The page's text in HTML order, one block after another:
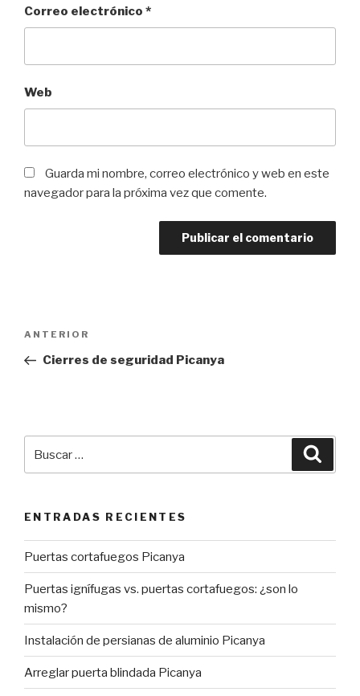
Correo electrónico *
Web
Guarda mi nombre, correo electrónico y web en este
navegador para la próxima vez que comente.
entradas
Entrada
anterior:
ANTERIOR
Cierres de seguridad Picanya
ENTRADAS RECIENTES
Puertas cortafuegos Picanya
Puertas ignífugas vs. puertas cortafuegos: ¿son lo
mismo?
Instalación de persianas de aluminio Picanya
Arreglar puerta blindada Picanya